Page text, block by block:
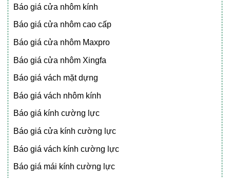
Báo giá cửa nhôm kính
Báo giá cửa nhôm cao cấp
Báo giá cửa nhôm Maxpro
Báo giá cửa nhôm Xingfa
Báo giá vách mặt dựng
Báo giá vách nhôm kính
Báo giá kính cường lực
Báo giá cửa kính cường lực
Báo giá vách kính cường lực
Báo giá mái kính cường lực